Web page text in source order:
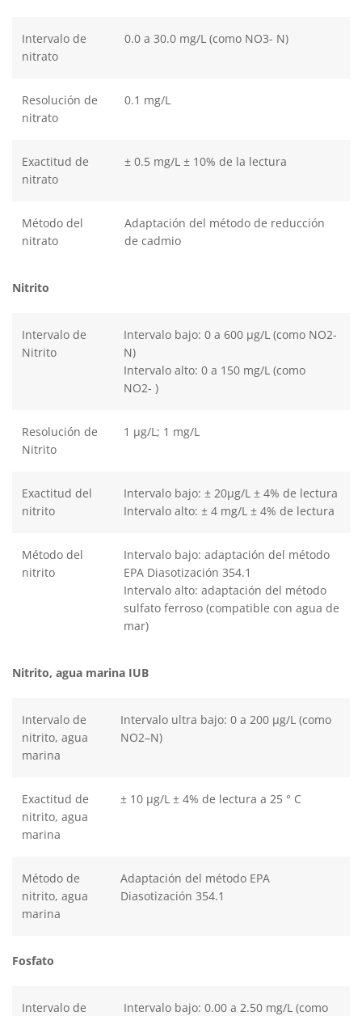
Intervalo de
nitrato
0.0 a 30.0 mg/L (como NO3- N)
Resolución de
nitrato
0.1 mg/L
Exactitud de
nitrato
± 0.5 mg/L ± 10% de la lectura
Método del
nitrato
Adaptación del método de reducción
de cadmio
Nitrito
Intervalo de
Nitrito
Intervalo bajo: 0 a 600 µg/L (como NO2-
N)
Intervalo alto: 0 a 150 mg/L (como
NO2- )
Resolución de
Nitrito
1 μg/L; 1 mg/L
Exactitud del
nitrito
Intervalo bajo: ± 20μg/L ± 4% de lectura
Intervalo alto: ± 4 mg/L ± 4% de lectura
Método del
nitrito
Intervalo bajo: adaptación del método
EPA Diasotización 354.1
Intervalo alto: adaptación del método
sulfato ferroso (compatible con agua de
mar)
Nitrito, agua marina IUB
Intervalo de
nitrito, agua
marina
Intervalo ultra bajo: 0 a 200 µg/L (como
NO2–N)
Exactitud de
nitrito, agua
marina
± 10 μg/L ± 4% de lectura a 25 ° C
Método de
nitrito, agua
marina
Adaptación del método EPA
Diasotización 354.1
Fosfato
Intervalo de
Intervalo bajo: 0.00 a 2.50 mg/L (como